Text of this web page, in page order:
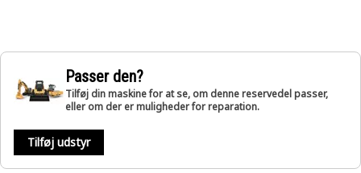
Passer den?
Tilføj din maskine for at se, om denne reservedel passer,
eller om der er muligheder for reparation.
Tilføj udstyr